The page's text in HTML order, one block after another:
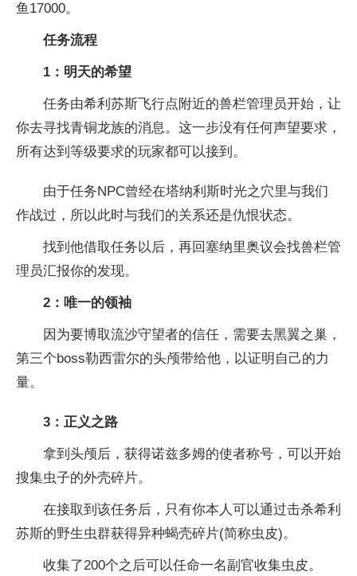
鱼17000。
任务流程
1：明天的希望
任务由希利苏斯飞行点附近的兽栏管理员开始，让
你去寻找青铜龙族的消息。这一步没有任何声望要求，
所有达到等级要求的玩家都可以接到。
由于任务NPC曾经在塔纳利斯时光之穴里与我们
作战过，所以此时与我们的关系还是仇恨状态。
找到他借取任务以后，再回塞纳里奥议会找兽栏管
理员汇报你的发现。
2：唯一的领袖
因为要博取流沙守望者的信任，需要去黑翼之巢，
第三个boss勒西雷尔的头颅带给他，以证明自己的力
量。
3：正义之路
拿到头颅后，获得诺兹多姆的使者称号，可以开始
搜集虫子的外壳碎片。
在接取到该任务后，只有你本人可以通过击杀希利
苏斯的野生虫群获得异种蝎壳碎片(简称虫皮)。
收集了200个之后可以任命一名副官收集虫皮。